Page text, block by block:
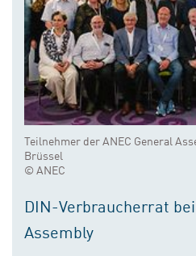
Teilnehmer der ANEC General
Brüssel
© ANEC
DIN-Verbraucherrat
Assembly